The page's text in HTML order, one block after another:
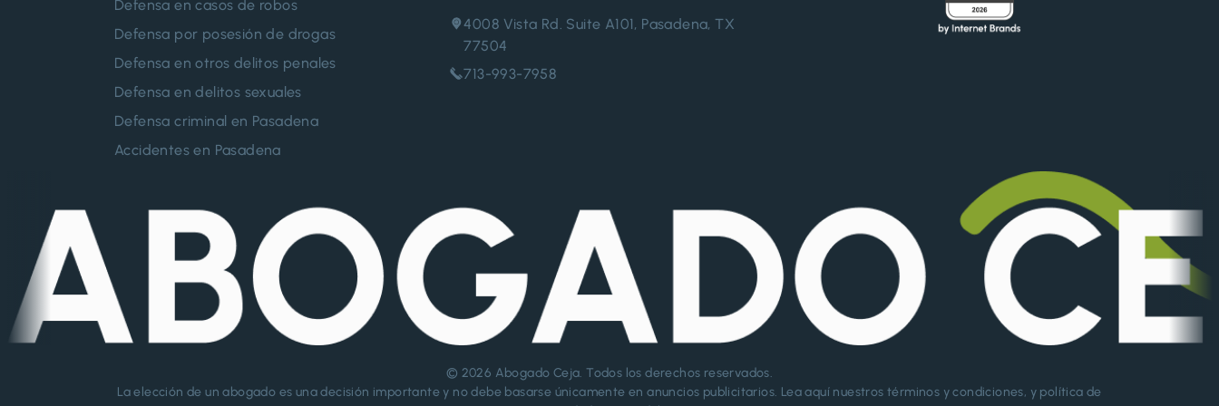
Defensa en casos de robos
Defensa por posesión de drogas
Defensa en otros delitos penales
Defensa en delitos sexuales
Defensa criminal en Pasadena
Accidentes en Pasadena
4008 Vista Rd. Suite A101, Pasadena, TX
77504
713-993-7958
© 2026 Abogado Ceja. Todos los derechos reservados.
La elección de un abogado es una decisión importante y no debe basarse únicamente en anuncios publicitarios. Lea aquí nuestros términos y condiciones, y política de